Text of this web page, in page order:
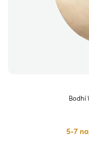
Bodhi
5-7